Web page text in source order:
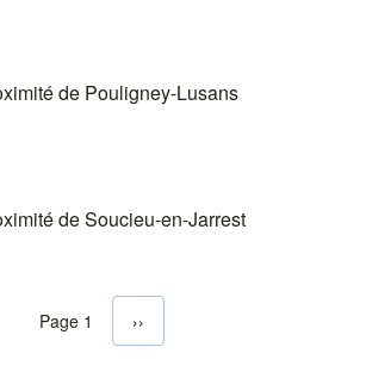
de Pouligney-Lusans
de Soucieu-en-Jarrest
Pagination
Page 1 Next page
››